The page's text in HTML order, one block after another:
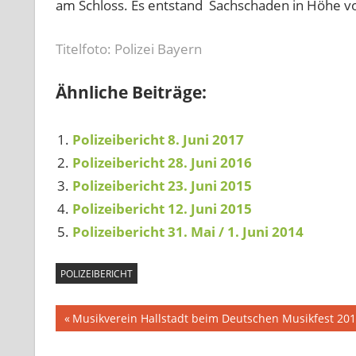
am Schloss. Es entstand Sachschaden in Höhe
Titelfoto: Polizei Bayern
Ähnliche Beiträge:
Polizeibericht 8. Juni 2017
Polizeibericht 28. Juni 2016
Polizeibericht 23. Juni 2015
Polizeibericht 12. Juni 2015
Polizeibericht 31. Mai / 1. Juni 2014
POLIZEIBERICHT
Beitragsnavigation
Vorheriger
Beitrag:
Musikverein Hallstadt beim Deutschen Musikfest